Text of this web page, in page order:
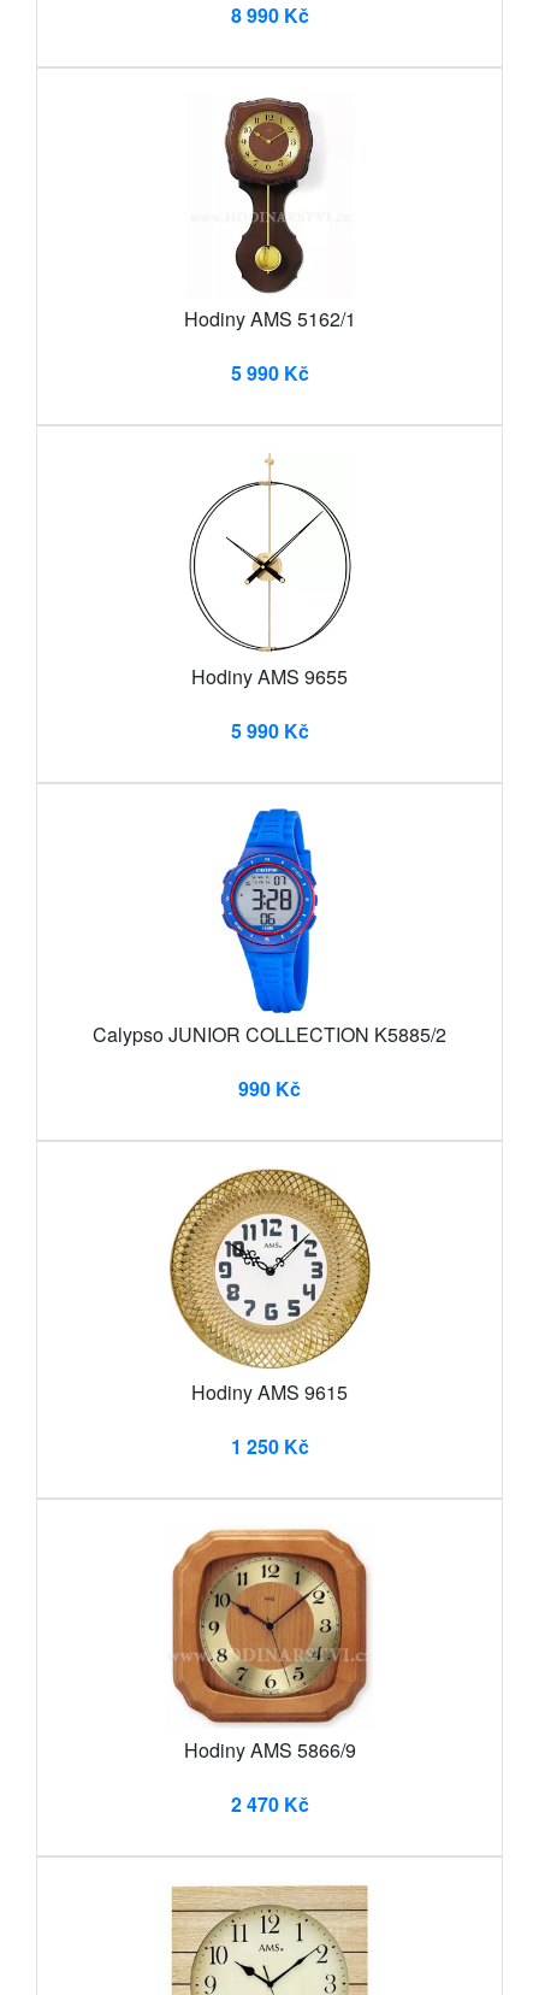
8 990 Kč
Hodiny AMS 5162/1
5 990 Kč
Hodiny AMS 9655
5 990 Kč
Calypso JUNIOR COLLECTION K5885/2
990 Kč
Hodiny AMS 9615
1 250 Kč
Hodiny AMS 5866/9
2 470 Kč